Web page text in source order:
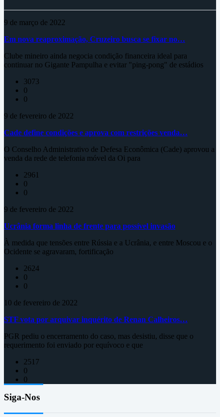
9 de março de 2022
Em nova reaproximação, Cruzeiro busca se fixar no…
Clube mineiro ainda negocia condição financeira ideal para
continuar no Gigante Pampulha e evitar "ping-pong" de estádios
3073
0
0
9 de fevereiro de 2022
Cade define condições e aprova com restrições venda…
O Conselho Administrativo de Defesa Econômica (Cade) aprovou a
venda da rede de telefonia móvel da Oi para
2961
0
0
9 de fevereiro de 2022
Ucrânia forma linha de frente para possível invasão
À medida que tensões entre Rússia e a Ucrânia, e entre Moscou e o
Ocidente se agravaram, fortificação
2624
0
0
10 de fevereiro de 2022
STF vota por arquivar inquérito de Renan Calheiros…
PGR pediu o encerramento do caso, mas desistiu, disse que o
requerimento foi enviado por equívoco e que
2517
0
0
Siga-Nos